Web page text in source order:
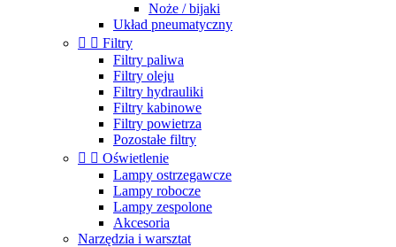
Noże / bijaki
Układ pneumatyczny
  Filtry
Filtry paliwa
Filtry oleju
Filtry hydrauliki
Filtry kabinowe
Filtry powietrza
Pozostałe filtry
  Oświetlenie
Lampy ostrzegawcze
Lampy robocze
Lampy zespolone
Akcesoria
Narzędzia i warsztat